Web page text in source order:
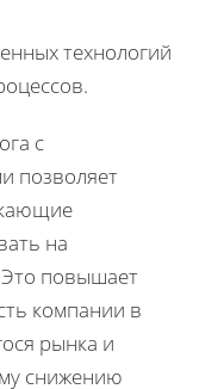
технологий
с
позволяет
на
Это повышает
компании в
рынка и
снижению